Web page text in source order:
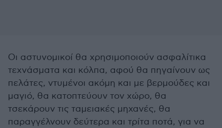
Οι αστυνομικοί θα χρησιμοποιούν ασφαλίτικα
τεχνάσματα και κόλπα, αφού θα πηγαίνουν ως
πελάτες, ντυμένοι ακόμη και με βερμούδες και
μαγιό, θα κατοπτεύουν τον χώρο, θα
τσεκάρουν τις ταμειακές μηχανές, θα
παραγγέλνουν δεύτερα και τρίτα ποτά, για να